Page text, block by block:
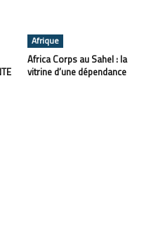
Afrique
Africa Corps au Sahel : la
vitrine d’une dépendance